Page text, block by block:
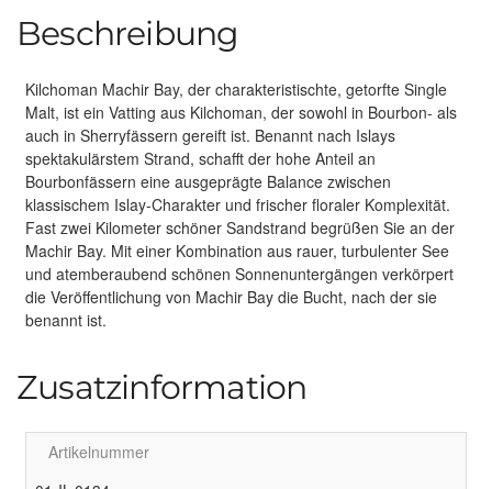
Beschreibung
Kilchoman Machir Bay, der charakteristischte, getorfte Single
Malt, ist ein Vatting aus Kilchoman, der sowohl in Bourbon- als
auch in Sherryfässern gereift ist. Benannt nach Islays
spektakulärstem Strand, schafft der hohe Anteil an
Bourbonfässern eine ausgeprägte Balance zwischen
klassischem Islay-Charakter und frischer floraler Komplexität.
Fast zwei Kilometer schöner Sandstrand begrüßen Sie an der
Machir Bay. Mit einer Kombination aus rauer, turbulenter See
und atemberaubend schönen Sonnenuntergängen verkörpert
die Veröffentlichung von Machir Bay die Bucht, nach der sie
benannt ist.
Zusatzinformation
Artikelnummer